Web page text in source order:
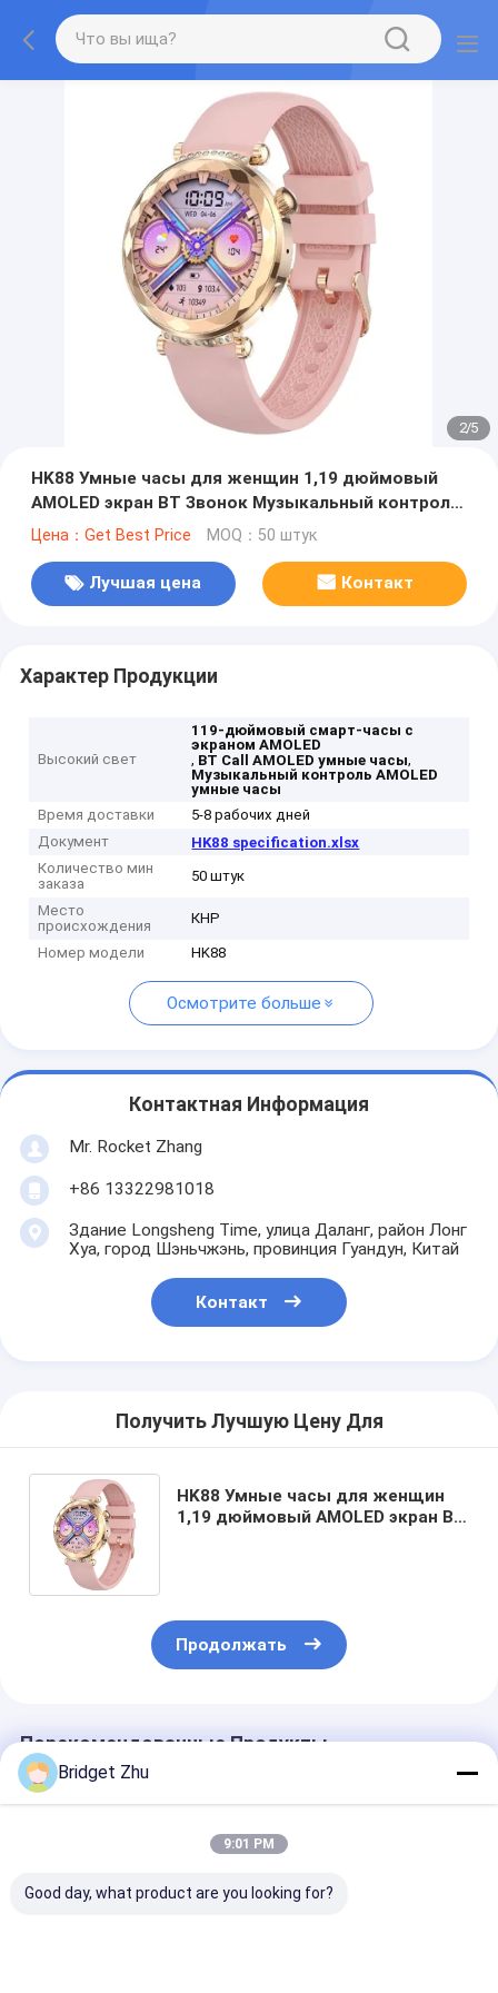
2/5
HK88 Умные часы для женщин 1,19 дюймовый
AMOLED экран BT Звонок Музыкальный контроль
Женское здоровье
Цена：Get Best Price MOQ：50 штук
Лучшая цена Контакт
Характер Продукции
Высокий свет
119-дюймовый смарт-часы с
экраном AMOLED
, BT Call AMOLED умные часы,
Музыкальный контроль AMOLED
умные часы
Время доставки
5-8 рабочих дней
Документ
HK88 specification.xlsx
Количество мин
заказа
50 штук
Место
происхождения
КНР
Номер модели HK88
Осмотрите больше
Контактная Информация
Mr. Rocket Zhang
+86 13322981018
Здание Longsheng Time, улица Даланг, район Лонг
Хуа, город Шэньчжэнь, провинция Гуандун, Китай
Контакт
Получить Лучшую Цену Для
HK88 Умные часы для женщин
1,19 дюймовый AMOLED экран BT
Продолжать
Порекомендованные Продукты
Bridget Zhu
9:01 PM
Good day, what product are you looking for?